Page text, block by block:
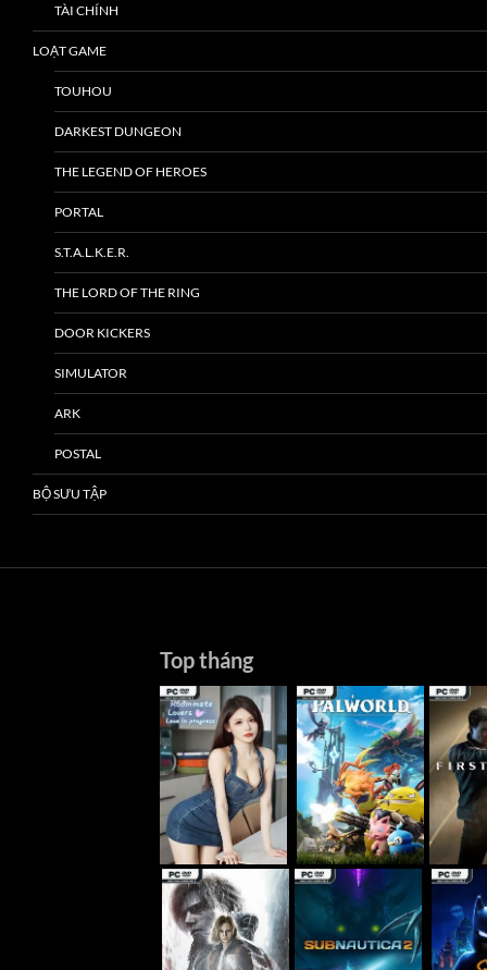
TÀI CHÍNH
LOẠT GAME
TOUHOU
DARKEST DUNGEON
THE LEGEND OF HEROES
PORTAL
S.T.A.L.K.E.R.
THE LORD OF THE RING
DOOR KICKERS
SIMULATOR
ARK
POSTAL
BỘ SƯU TẬP
Top tháng